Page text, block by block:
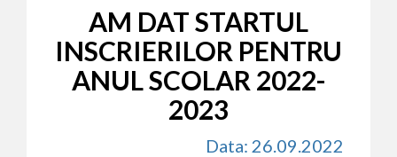
AM DAT STARTUL
INSCRIERILOR PENTRU
ANUL SCOLAR 2022-
2023
Data: 26.09.2022